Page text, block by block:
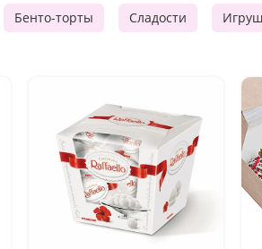
Бенто-торты Сладости